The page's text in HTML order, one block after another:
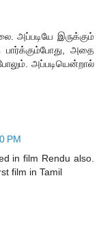
அப்படியே இருக்கும்
அதை
அப்படியென்றால்
PM
in film Rendu also.
film in Tamil